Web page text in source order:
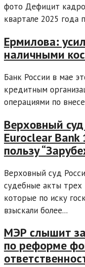
фото Дефицит
квартале 2025 года
Ермилова:
наличными
Банк России в мае
кредитным
операциями по
Верховный
Euroclear
пользу
Верховный суд
судебные акты трех
которые по иску
взыскали более...
МЭР слышит
по реформе